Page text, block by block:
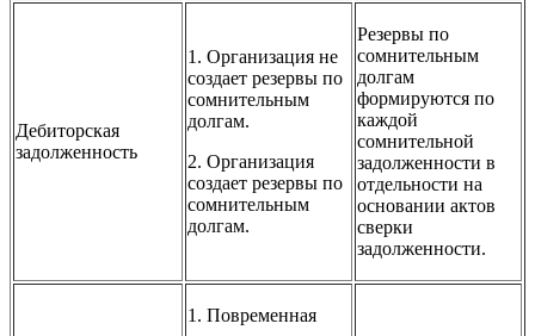
Дебиторская
задолженность
1. Организация не
создает резервы по
сомнительным
долгам.
2. Организация
создает резервы по
сомнительным
долгам.
Резервы по
сомнительным
долгам
формируются по
каждой
сомнительной
задолженности в
отдельности на
основании актов
сверки
задолженности.
1. Повременная